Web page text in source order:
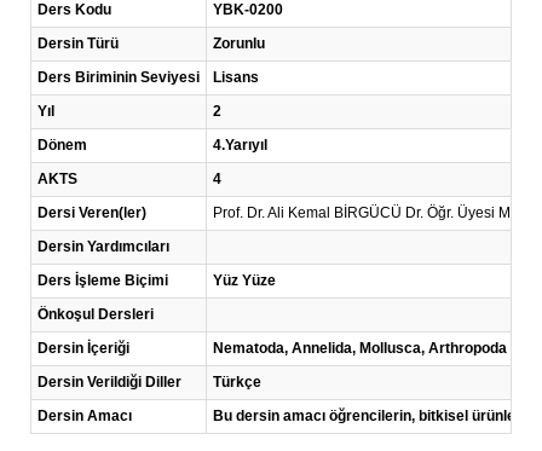
Ders Kodu
YBK-0200
Dersin Türü
Zorunlu
Ders Biriminin Seviyesi
Lisans
Yıl
2
Dönem
4.Yarıyıl
AKTS
4
Dersi Veren(ler)
Prof. Dr. Ali Kemal BİRGÜCÜ Dr. Öğr. Üyesi Melis
Dersin Yardımcıları
Ders İşleme Biçimi
Yüz Yüze
Önkoşul Dersleri
Dersin İçeriği
Nematoda, Annelida, Mollusca, Arthropoda
Dersin Verildiği Diller
Türkçe
Dersin Amacı
Bu dersin amacı öğrencilerin, bitkisel